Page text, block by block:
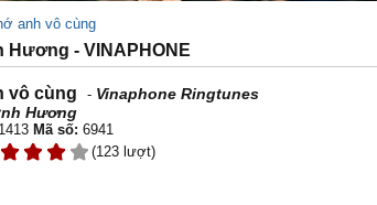
anh vô cùng
Hương - VINAPHONE
vô cùng - Vinaphone Ringtunes
Hương
Mã số: 6941
(123 lượt)